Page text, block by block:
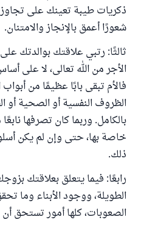
ذكريات طيبة تعينك على
شعورًا أعمق بالإنجاز والامتنان.
ثالثًا: رتبي علاقتك بوالدتك
الأجر من الله تعالى، لا على
فالأم تبقى بابًا عظيمًا من
الظروف النفسية أو الصحية أو
بالكامل. وربما كان تصرفها
خاصة بها، حتى وإن لم يكن
ذلك.
رابعًا: فيما يتعلق بعلاقتك
الطويلة، ووجود الأبناء وما
الصعوبات، كلها أمور تستحق أن